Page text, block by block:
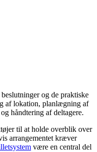
og de praktiske
af lokation, planlægning af
håndtering af deltagere.
til at holde overblik over
arrangementet kræver
være en central del